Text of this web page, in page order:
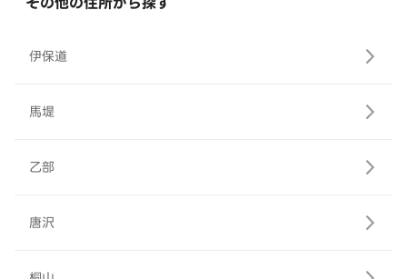
伊保道
馬堤
乙部
唐沢